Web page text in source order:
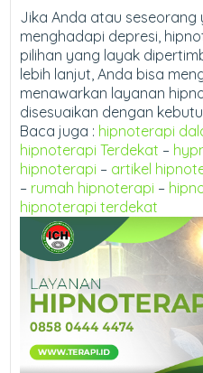
Jika Anda atau seseorang
menghadapi depresi,
pilihan yang layak
lebih lanjut, Anda bisa
menawarkan layanan
disesuaikan dengan
Baca juga : hipnoterapi
hipnoterapi Terdekat –
hipnoterapi – artikel
– rumah hipnoterapi –
hipnoterapi terdekat